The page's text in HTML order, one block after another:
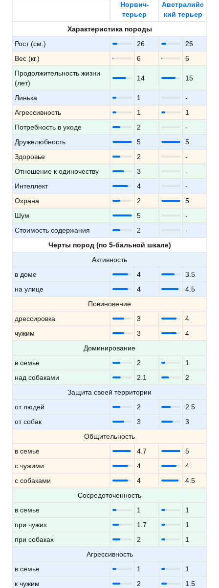
Норвич-
терьер
Австралийс
кий терьер
Характеристика породы
Рост (см.)
26
26
Вес (кг.)
6
6
Продолжительность жизни
(лет)
14 15
Линька 1
-
Агрессивность
1
1
Потребность в уходе
2
-
Дружелюбность
5
5
Здоровье
2
-
Отношение к одиночеству
3
-
Интеллект
4
-
Охрана
2
5
Шум
5
-
Стоимость содержания
2
-
Черты пород (по 5-бальной шкале)
Активность
в доме
4
3.5
на улице
4
4.5
Повиновение
дрессировка
3
4
чужим
3
4
Доминирование
в семье
2
1
над собаками
2.1
2
Защита своей территории
от людей
2
2.5
от собак
3
3
Общительность
в семье
4.7
5
с чужими
4
4
с собаками
4
4.5
Сосредоточенность
в семье
1
1
при чужих
1.7
1
при собаках
2
1
Агрессивность
в семье
1
1
к чужим
2
1.5